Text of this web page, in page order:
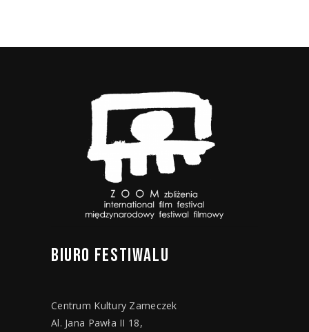
BIURO FESTIWALU
Centrum Kultury Zameczek
Al. Jana Pawła II 18,